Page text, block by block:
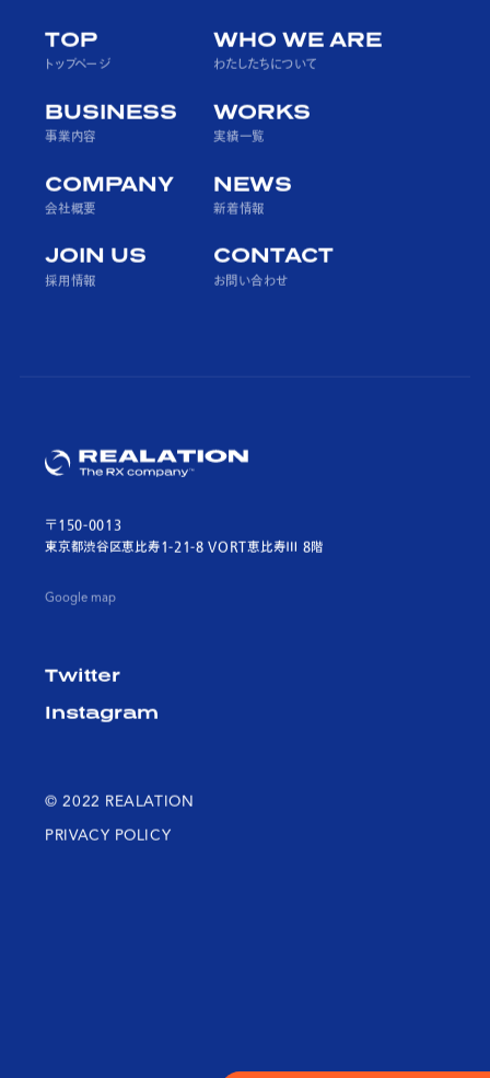
〒150-0013
東京都渋谷区恵比寿1-21-8 VORT恵比寿Ⅲ 8階
Google map
Twitter
Instagram
TOP
トップページ
WHO WE ARE
わたしたちについて
BUSINESS
事業内容
WORKS
実績一覧
COMPANY
会社概要
NEWS
新着情報
JOIN US
採用情報
CONTACT
お問い合わせ
© 2022 REALATION
PRIVACY POLICY